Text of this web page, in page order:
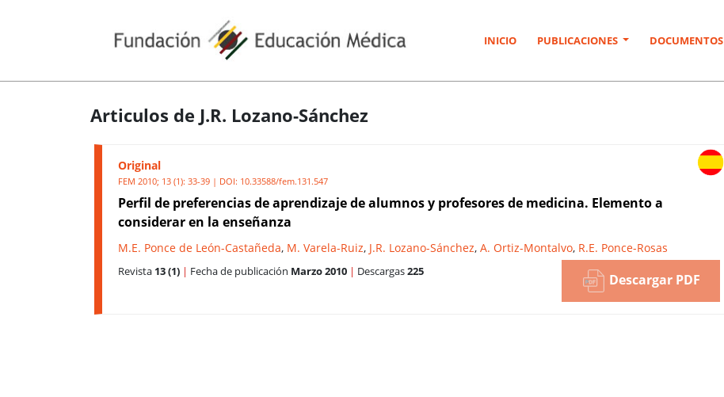
INICIO PUBLICACIONES DOCUMENTOS
Articulos de J.R. Lozano-Sánchez
Original
FEM 2010; 13 (1): 33-39 | DOI: 10.33588/fem.131.547
Perfil de preferencias de aprendizaje de alumnos y profesores de medicina. Elemento a
considerar en la enseñanza
M.E. Ponce de León-Castañeda, M. Varela-Ruiz, J.R. Lozano-Sánchez, A. Ortiz-Montalvo, R.E. Ponce-Rosas
Revista 13 (1) | Fecha de publicación Marzo 2010 | Descargas225 Descargar PDF